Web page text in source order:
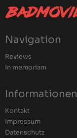
Navigation
Reviews
In memoriam
Informationen
Kontakt
Impressum
Datenschutz